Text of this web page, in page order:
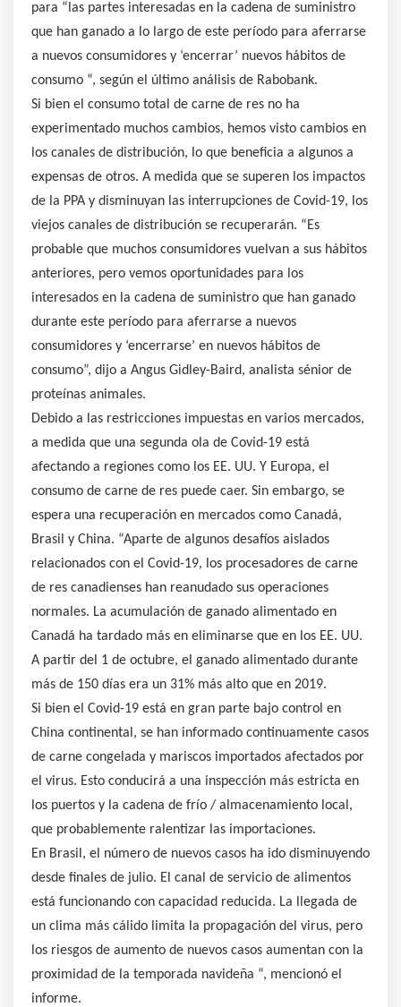
para “las partes interesadas en la cadena de suministro
que han ganado a lo largo de este período para aferrarse
a nuevos consumidores y ‘encerrar’ nuevos hábitos de
consumo “, según el último análisis de Rabobank.
Si bien el consumo total de carne de res no ha
experimentado muchos cambios, hemos visto cambios en
los canales de distribución, lo que beneficia a algunos a
expensas de otros. A medida que se superen los impactos
de la PPA y disminuyan las interrupciones de Covid-19, los
viejos canales de distribución se recuperarán. “Es
probable que muchos consumidores vuelvan a sus hábitos
anteriores, pero vemos oportunidades para los
interesados ​​en la cadena de suministro que han ganado
durante este período para aferrarse a nuevos
consumidores y ‘encerrarse’ en nuevos hábitos de
consumo”, dijo a Angus Gidley-Baird, analista sénior de
proteínas animales.
Debido a las restricciones impuestas en varios mercados,
a medida que una segunda ola de Covid-19 está
afectando a regiones como los EE. UU. Y Europa, el
consumo de carne de res puede caer. Sin embargo, se
espera una recuperación en mercados como Canadá,
Brasil y China. “Aparte de algunos desafíos aislados
relacionados con el Covid-19, los procesadores de carne
de res canadienses han reanudado sus operaciones
normales. La acumulación de ganado alimentado en
Canadá ha tardado más en eliminarse que en los EE. UU.
A partir del 1 de octubre, el ganado alimentado durante
más de 150 días era un 31% más alto que en 2019.
Si bien el Covid-19 está en gran parte bajo control en
China continental, se han informado continuamente casos
de carne congelada y mariscos importados afectados por
el virus. Esto conducirá a una inspección más estricta en
los puertos y la cadena de frío / almacenamiento local,
que probablemente ralentizar las importaciones.
En Brasil, el número de nuevos casos ha ido disminuyendo
desde finales de julio. El canal de servicio de alimentos
está funcionando con capacidad reducida. La llegada de
un clima más cálido limita la propagación del virus, pero
los riesgos de aumento de nuevos casos aumentan con la
proximidad de la temporada navideña “, mencionó el
informe.